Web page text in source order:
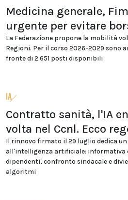
Medicina generale,
urgente per evitare
La Federazione propone la mobilità
Regioni. Per il corso 2026-2029 sono
fronte di 2.651 posti disponibili
IA
Contratto sanità, l'IA
volta nel Ccnl. Ecco
Il rinnovo firmato il 29 luglio dedica
all'intelligenza artificiale: informativa
dipendenti, confronto sindacale e
algoritmi